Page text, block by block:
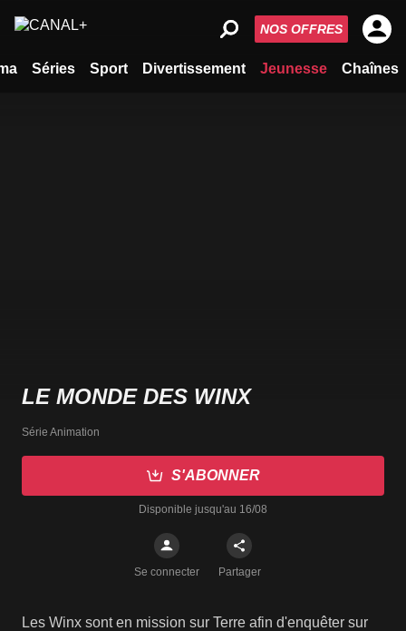
Séries Sport Divertissement Jeunesse Chaînes
NOS OFFRES
LE MONDE DES WINX
Série Animation
S'ABONNER
Disponible jusqu'au 16/08
Se connecter Partager
Les Winx sont en mission sur Terre afin d'enquêter sur